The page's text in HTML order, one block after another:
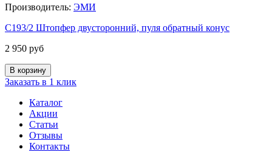
Производитель: ЭМИ
С193/2 Штопфер двусторонний, пуля обратный конус
2 950 руб
Заказать в 1 клик
Каталог
Акции
Статьи
Отзывы
Контакты